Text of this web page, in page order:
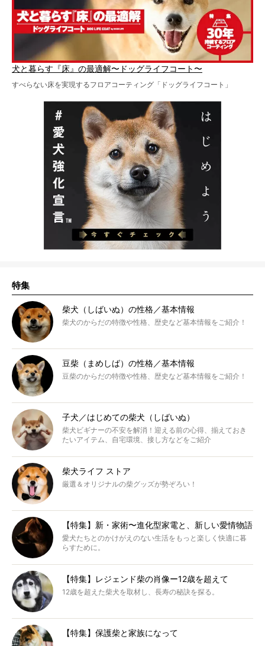
犬と暮らす『床』の最適解〜ドッグライフコート〜
すべらない床を実現するフロアコーティング「ドッグライフコート」
特集
柴犬（しばいぬ）の性格／基本情報
柴犬のからだの特徴や性格、歴史など基本情報をご紹介！
豆柴（まめしば）の性格／基本情報
豆柴のからだの特徴や性格、歴史など基本情報をご紹介！
子犬／はじめての柴犬（しばいぬ）
柴犬ビギナーの不安を解消！迎える前の心得、揃えておき
たいアイテム、自宅環境、接し方などをご紹介
柴犬ライフ ストア
厳選＆オリジナルの柴グッズが勢ぞろい！
【特集】新・家術〜進化型家電と、新しい愛情物語
愛犬たちとのかけがえのない生活をもっと楽しく快適に暮
らすために。
【特集】レジェンド柴の肖像ー12歳を超えて
12歳を超えた柴犬を取材し、長寿の秘訣を探る。
【特集】保護柴と家族になって